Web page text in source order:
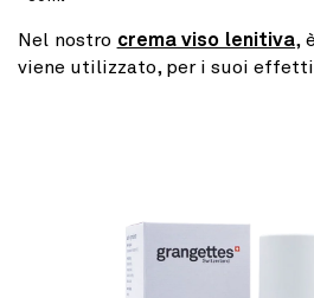
listino
Nel nostro crema viso lenitiva,
viene utilizzato, per i suoi effetti